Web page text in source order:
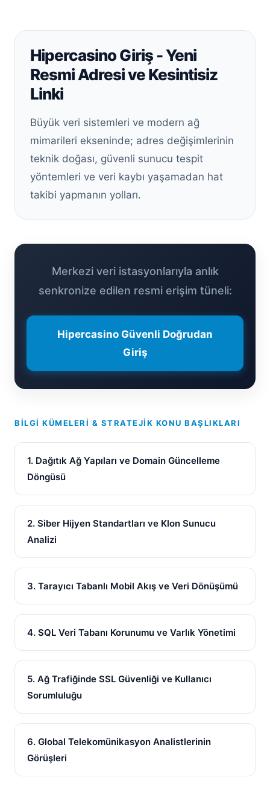
Hipercasino Giriş - Yeni
Resmi Adresi ve Kesintisiz
Linki
Büyük veri sistemleri ve modern ağ
mimarileri ekseninde; adres değişimlerinin
teknik doğası, güvenli sunucu tespit
yöntemleri ve veri kaybı yaşamadan hat
takibi yapmanın yolları.
Merkezi veri istasyonlarıyla anlık
senkronize edilen resmi erişim tüneli:
Hipercasino Güvenli Doğrudan
Giriş
BILGI KÜMELERI & STRATEJIK KONU BAŞLIKLARI
1. Dağıtık Ağ Yapıları ve Domain Güncelleme
Döngüsü
2. Siber Hijyen Standartları ve Klon Sunucu
Analizi
3. Tarayıcı Tabanlı Mobil Akış ve Veri Dönüşümü
4. SQL Veri Tabanı Korunumu ve Varlık Yönetimi
5. Ağ Trafiğinde SSL Güvenliği ve Kullanıcı
Sorumluluğu
6. Global Telekomünikasyon Analistlerinin
Görüşleri